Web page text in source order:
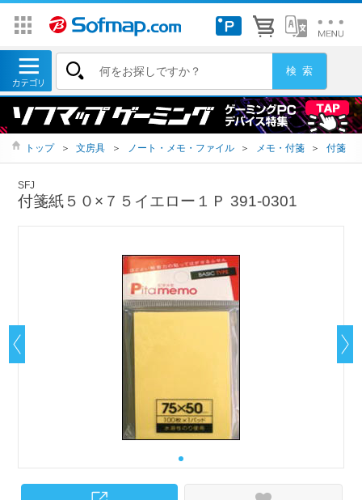
トップ ＞ 文房具 ＞ ノート・メモ・ファイル ＞ メモ・付箋 ＞ 付箋
SFJ
付箋紙５０×７５イエロー１Ｐ 391-0301